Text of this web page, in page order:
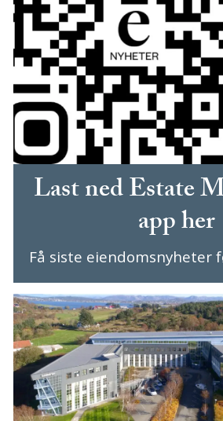
Last ned Estate
app her
Få siste eiendomsnyheter